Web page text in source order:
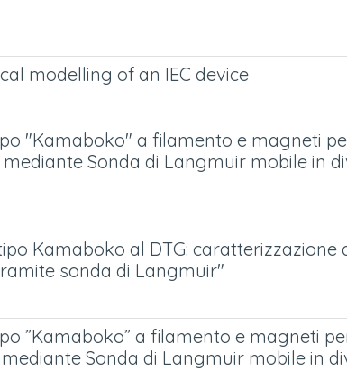
modelling of an IEC device
"Kamaboko" a filamento e magneti
Sonda di Langmuir mobile in
Kamaboko al DTG: caratterizzazione
sonda di Langmuir"
”Kamaboko” a filamento e magneti
Sonda di Langmuir mobile in